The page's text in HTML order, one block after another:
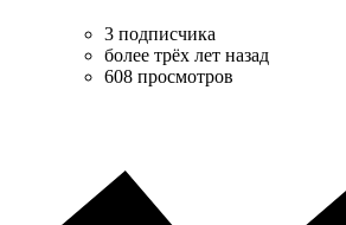
3 подписчика
более трёх лет назад
608 просмотров